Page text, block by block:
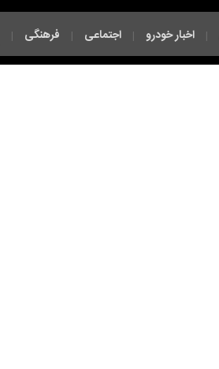
| اخبار خودرو | اجتماعی | فرهنگی |